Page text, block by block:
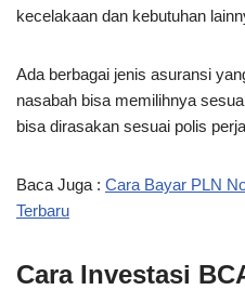
kecelakaan dan kebutuhan
Ada berbagai jenis asuransi
nasabah bisa memilihnya
bisa dirasakan sesuai polis
Baca Juga : Cara Bayar PLN
Terbaru
Cara Investasi